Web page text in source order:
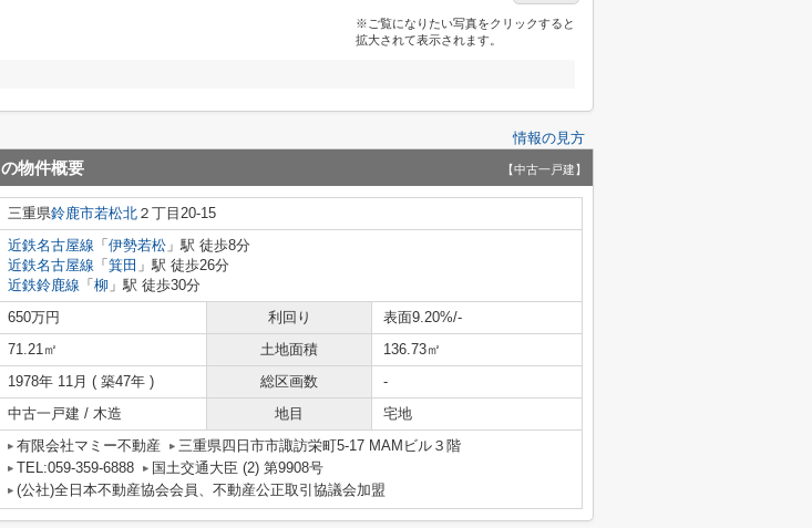
※ご覧になりたい写真をクリックすると
拡大されて表示されます。
情報の見方
の物件概要 【中古一戸建】
三重県鈴鹿市若松北 ２丁目20-15
近鉄名古屋線 「 伊勢若松 」駅 徒歩8分
近鉄名古屋線 「 箕田 」駅 徒歩26分
近鉄鈴鹿線 「 柳 」駅 徒歩30分
650万円 利回り
表面9.20%/-
71.21㎡ 土地面積
136.73㎡
1978年 11月 ( 築47年 ) 総区画数
-
中古一戸建 / 木造 地目 宅地
有限会社マミー不動産
三重県四日市市諏訪栄町5-17 MAMビル３階
TEL:059-359-6888
国土交通大臣 (2) 第9908号
(公社)全日本不動産協会会員、不動産公正取引協議会加盟